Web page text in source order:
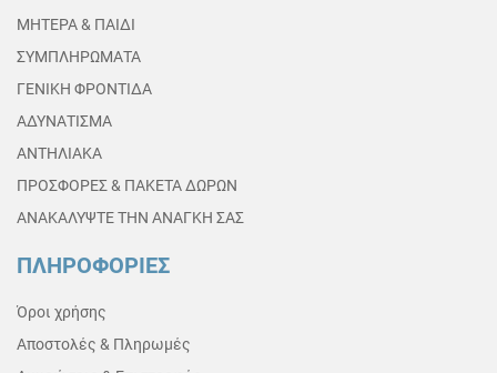
ΜΗΤΕΡΑ & ΠΑΙΔΙ
ΣΥΜΠΛΗΡΩΜΑΤΑ
ΓΕΝΙΚΗ ΦΡΟΝΤΙΔΑ
ΑΔΥΝΑΤΙΣΜΑ
ΑΝΤΗΛΙΑΚΑ
ΠΡΟΣΦΟΡΕΣ & ΠΑΚΕΤΑ ΔΩΡΩΝ
ΑΝΑΚΑΛΥΨΤΕ ΤΗΝ ΑΝΑΓΚΗ ΣΑΣ
ΠΛΗΡΟΦΟΡΙΕΣ
Όροι χρήσης
Αποστολές & Πληρωμές